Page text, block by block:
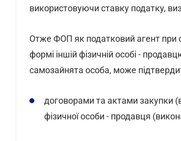
використовуючи ставку податку,
Отже ФОП як податковий агент при
формі іншій фізичній особі -
самозайнята особа, може
договорами та актами закупки
фізичної особи - продавця